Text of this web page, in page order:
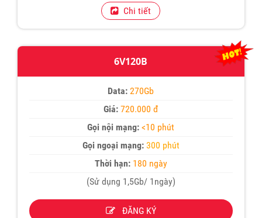
Chi tiết
6V120B
Data: 270Gb
Giá:720.000 đ
Gọi nội mạng: <10 phút
Gọi ngoại mạng: 300 phút
Thời hạn:180 ngày
(Sử dụng 1,5Gb/ 1ngày)
ĐĂNG KÝ